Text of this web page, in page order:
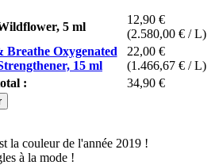
5 ml
12,90 €
(2.580,00 € / L)
Oxygenated
15 ml
22,00 €
(1.466,67 € / L)
:
34,90 €
la couleur de l'année 2019 !
à la mode !